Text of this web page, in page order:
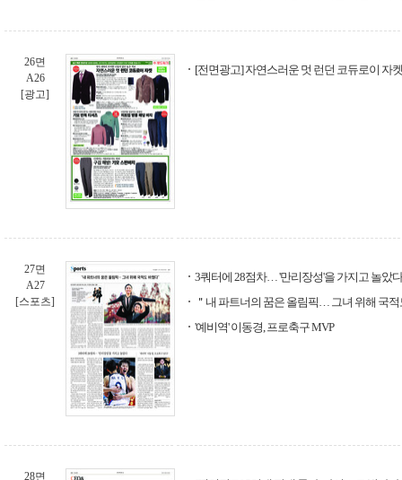
26면
A26
[광고]
[전면광고] 자연스러운 멋 런던 코듀로이 자
27면
A27
[스포츠]
3쿼터에 28점차… '만리장성'을 가지고 놀았다
＂내 파트너의 꿈은 올림픽… 그녀 위해 국
'예비역' 이동경, 프로축구 MVP
28면